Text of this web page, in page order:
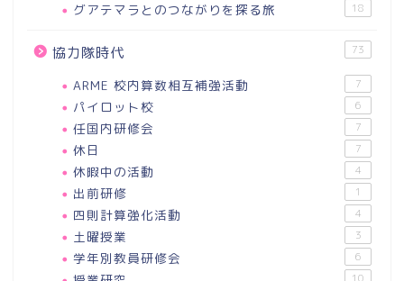
グアテマラとのつながりを探る旅 18
協力隊時代 73
ARME 校内算数相互補強活動 7
パイロット校 6
任国内研修会 7
休日 7
休暇中の活動 4
出前研修 1
四則計算強化活動 4
土曜授業 3
学年別教員研修会 6